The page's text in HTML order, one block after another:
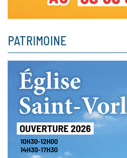
PATRIMOINE